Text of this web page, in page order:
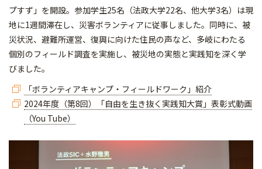
プすず」を開設。参加学生25名（法政大学22名、他大学3名）は現
地に1週間滞在し、災害ボランティアに従事しました。同時に、被
災状況、避難所運営、復興に向けた住民の声など、多岐にわたる
個別のフィールド調査を実施し、被災地の実態と実践知を深く学
びました。
「ボランティアキャンプ・フィールドワーク」紹介
2024年度（第8回）「自由を生き抜く実践知大賞」表彰式動画
（You Tube）